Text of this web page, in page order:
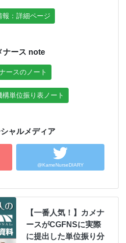
報：詳細ページ
ナース note
ースのノート
構単位振り表ノート
ャルメディア
@KameNurseDIARY
【一番人気！】カメナ
ースがCGFNSに実際
に提出した単位振り分